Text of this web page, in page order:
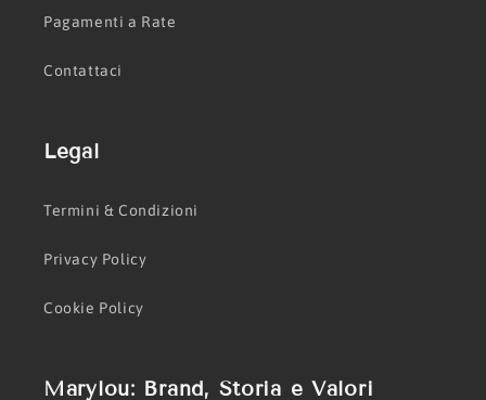
Pagamenti a Rate
Contattaci
Legal
Termini & Condizioni
Privacy Policy
Cookie Policy
Marylou: Brand, Storia e Valori